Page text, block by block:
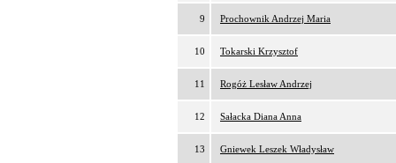
9 Prochownik Andrzej Maria
10 Tokarski Krzysztof
11 Rogóż Lesław Andrzej
12 Sałacka Diana Anna
13 Gniewek Leszek Władysław